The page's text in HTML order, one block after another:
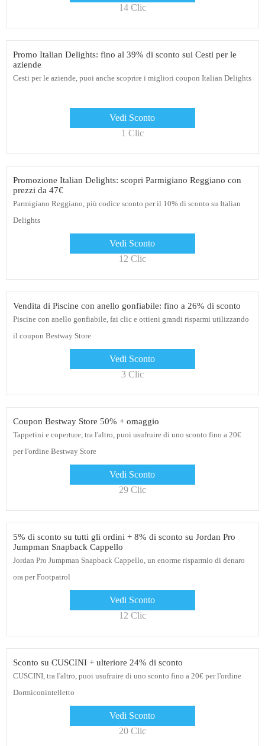
14 Clic
Promo Italian Delights: fino al 39% di sconto sui Cesti per le
aziende
Cesti per le aziende, puoi anche scoprire i migliori coupon Italian Delights
Vedi Sconto
1 Clic
Promozione Italian Delights: scopri Parmigiano Reggiano con
prezzi da 47€
Parmigiano Reggiano, più codice sconto per il 10% di sconto su Italian
Delights
Vedi Sconto
12 Clic
Vendita di Piscine con anello gonfiabile: fino a 26% di sconto
Piscine con anello gonfiabile, fai clic e ottieni grandi risparmi utilizzando
il coupon Bestway Store
Vedi Sconto
3 Clic
Coupon Bestway Store 50% + omaggio
Tappetini e coperture, tra l'altro, puoi usufruire di uno sconto fino a 20€
per l'ordine Bestway Store
Vedi Sconto
29 Clic
5% di sconto su tutti gli ordini + 8% di sconto su Jordan Pro
Jumpman Snapback Cappello
Jordan Pro Jumpman Snapback Cappello, un enorme risparmio di denaro
ora per Footpatrol
Vedi Sconto
12 Clic
Sconto su CUSCINI + ulteriore 24% di sconto
CUSCINI, tra l'altro, puoi usufruire di uno sconto fino a 20€ per l'ordine
Dormiconintelletto
Vedi Sconto
20 Clic